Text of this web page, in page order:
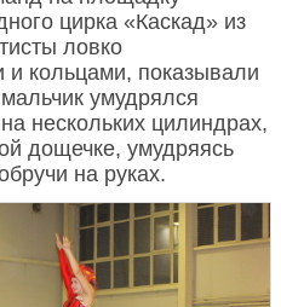
цирка «Каскад» из
ловко
кольцами, показывали
умудрялся
нескольких цилиндрах,
дощечке, умудряясь
на руках.